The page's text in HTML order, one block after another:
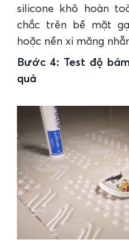
silicone khô hoàn
chắc trên bề mặt
hoặc nền xi măng
Bước 4: Test độ
quả